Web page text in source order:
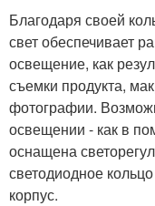
Благодаря своей
свет обеспечивает
освещение, как
съемки продукта,
фотографии.
освещении - как в
оснащена
светодиодное
корпус.